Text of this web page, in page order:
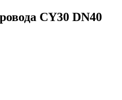
CY30 DN40